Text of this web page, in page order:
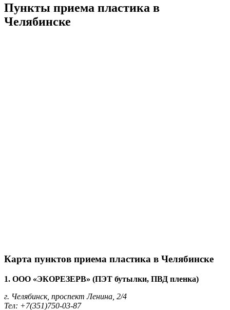
Пункты приема пластика в
Челябинске
Карта пунктов приема пластика в Челябинске
1. ООО «ЭКОРЕЗЕРВ» (ПЭТ бутылки, ПВД пленка)
г. Челябинск, проспект Ленина, 2/4
Тел: +7(351)750-03-87